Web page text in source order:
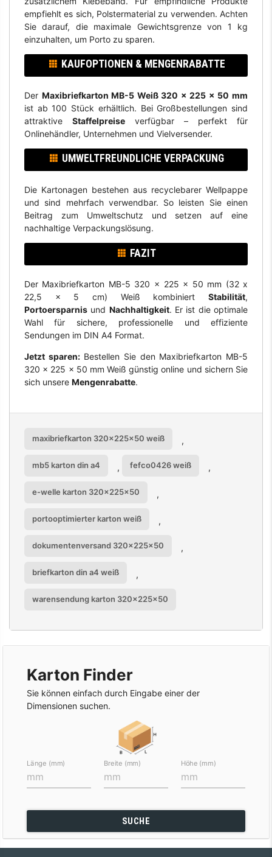
empfiehlt es sich, Polstermaterial zu verwenden. Achten
Sie darauf, die maximale Gewichtsgrenze von 1 kg
einzuhalten, um Porto zu sparen.
KAUFOPTIONEN & MENGENRABATTE
Der Maxibriefkarton MB-5 Weiß 320 x 225 x 50 mm
ist ab 100 Stück erhältlich. Bei Großbestellungen sind
attraktive Staffelpreise verfügbar – perfekt für
Onlinehändler, Unternehmen und Vielversender.
UMWELTFREUNDLICHE VERPACKUNG
Die Kartonagen bestehen aus recyclebarer Wellpappe
und sind mehrfach verwendbar. So leisten Sie einen
Beitrag zum Umweltschutz und setzen auf eine
nachhaltige Verpackungslösung.
FAZIT
Der Maxibriefkarton MB-5 320 x 225 x 50 mm (32 x
22,5 x 5 cm) Weiß kombiniertStabilität,
Portoersparnisund Nachhaltigkeit. Er ist die optimale
Wahl für sichere, professionelle und effiziente
Sendungen im DIN A4 Format.
Jetzt sparen:Bestellen Sie den Maxibriefkarton MB-5
320 x 225 x 50 mm Weiß günstig online und sichern Sie
sich unsere Mengenrabatte.
maxibriefkarton 320x225x50 weiß ,
mb5 karton din a4 , fefco0426 weiß ,
e-welle karton 320x225x50 ,
portooptimierter karton weiß ,
dokumentenversand 320x225x50 ,
briefkarton din a4 weiß ,
warensendung karton 320x225x50
Karton Finder
Sie können einfach durch Eingabe einer der
Dimensionen suchen.
Länge (mm) Breite (mm) Höhe (mm)
SUCHE